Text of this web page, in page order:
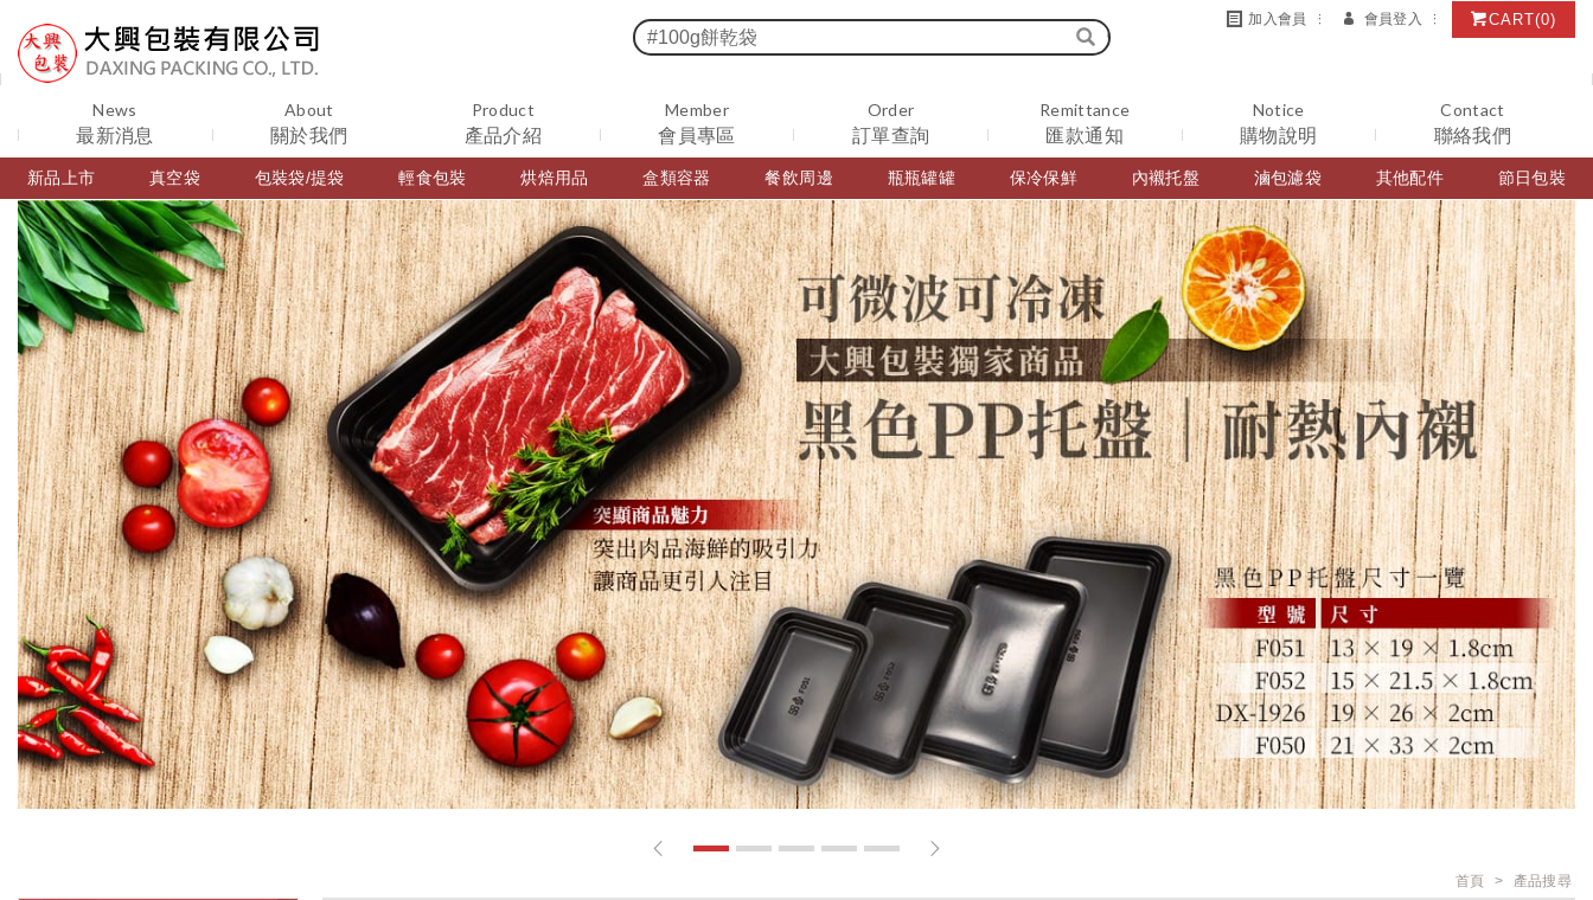
加入會員 會員登入 CART(0)
News
最新消息
About
關於我們
Product
產品介紹
新品上市 真空袋 包裝袋/提袋 輕食包裝 烘焙用品 盒類容器 餐飲周邊 瓶瓶罐罐 保冷保鮮 內襯托盤 滷包濾袋 其他配件 節日包裝
Member
會員專區
Order
訂單查詢
Remittance
匯款通知
Notice
購物說明
Contact
聯絡我們
1 2 3 4 5
首頁 產品搜尋